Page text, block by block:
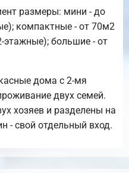
размеры: мини - до
компактные - от 70м2
этажные); большие - от
дома с 2-мя
двух семей.
хозяев и разделены на
- свой отдельный вход.